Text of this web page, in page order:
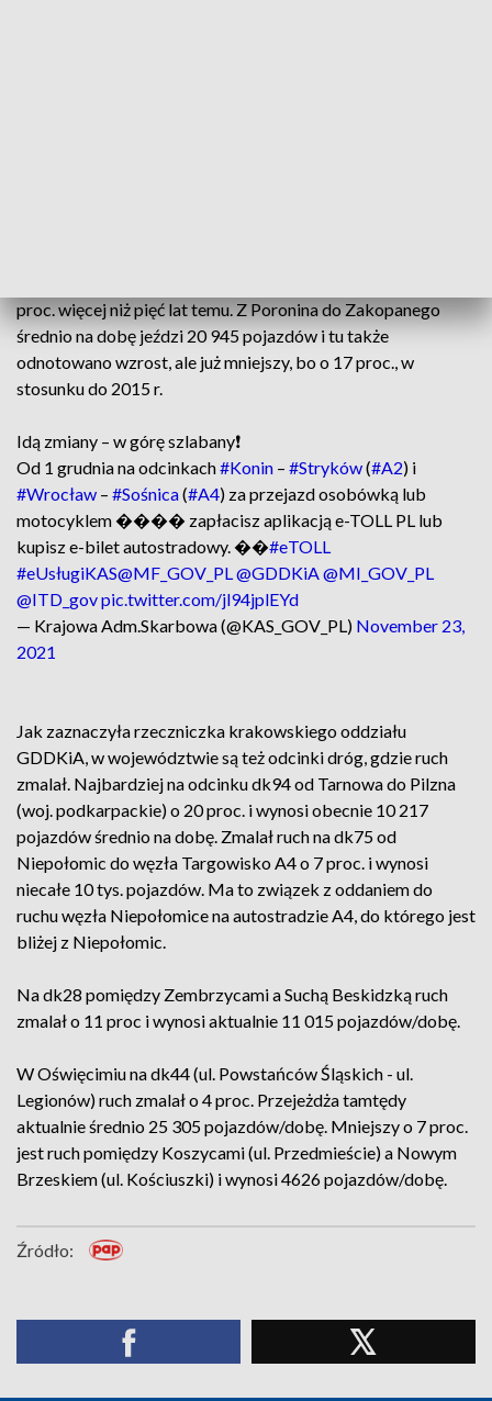
proc. więcej niż pięć lat temu. Z Poronina do Zakopanego
średnio na dobę jeździ 20 945 pojazdów i tu także
odnotowano wzrost, ale już mniejszy, bo o 17 proc., w
stosunku do 2015 r.
Idą zmiany – w górę szlabany❗️
Od 1 grudnia na odcinkach#Konin – #Stryków(#A2) i
#Wrocław – #Sośnica(#A4) za przejazd osobówką lub
motocyklem ����️ zapłacisz aplikacją e-TOLL PL lub
kupisz e-bilet autostradowy. ��#eTOLL
#eUsługiKAS@MF_GOV_PL@GDDKiA@MI_GOV_PL
@ITD_govpic.twitter.com/jl94jplEYd
— Krajowa Adm.Skarbowa (@KAS_GOV_PL) November 23,
2021
Jak zaznaczyła rzeczniczka krakowskiego oddziału
GDDKiA, w województwie są też odcinki dróg, gdzie ruch
zmalał. Najbardziej na odcinku dk94 od Tarnowa do Pilzna
(woj. podkarpackie) o 20 proc. i wynosi obecnie 10 217
pojazdów średnio na dobę. Zmalał ruch na dk75 od
Niepołomic do węzła Targowisko A4 o 7 proc. i wynosi
niecałe 10 tys. pojazdów. Ma to związek z oddaniem do
ruchu węzła Niepołomice na autostradzie A4, do którego jest
bliżej z Niepołomic.
Na dk28 pomiędzy Zembrzycami a Suchą Beskidzką ruch
zmalał o 11 proc i wynosi aktualnie 11 015 pojazdów/dobę.
W Oświęcimiu na dk44 (ul. Powstańców Śląskich - ul.
Legionów) ruch zmalał o 4 proc. Przejeżdża tamtędy
aktualnie średnio 25 305 pojazdów/dobę. Mniejszy o 7 proc.
jest ruch pomiędzy Koszycami (ul. Przedmieście) a Nowym
Brzeskiem (ul. Kościuszki) i wynosi 4626 pojazdów/dobę.
Źródło: